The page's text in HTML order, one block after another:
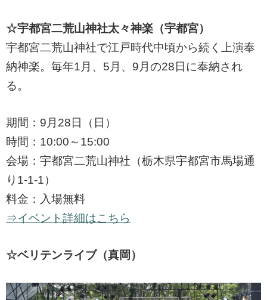
☆宇都宮二荒山神社太々神楽（宇都宮）
宇都宮二荒山神社で江戸時代中頃から続く上演奉
納神楽。毎年1月、5月、9月の28日に奉納され
る。
期間：9月28日（日）
時間：10:00～15:00
会場：宇都宮二荒山神社（栃木県宇都宮市馬場通
り1-1-1）
料金：入場無料
⇒イベント詳細はこちら
☆ベリテンライブ（真岡）